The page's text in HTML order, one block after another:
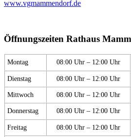
www.vgmammendorf.de
Öffnungszeiten Rathaus
Montag 08:00 Uhr – 12:00 Uhr
Dienstag 08:00 Uhr – 12:00 Uhr
Mittwoch 08:00 Uhr – 12:00 Uhr
Donnerstag 08:00 Uhr – 12:00 Uhr
Freitag 08:00 Uhr – 12:00 Uhr